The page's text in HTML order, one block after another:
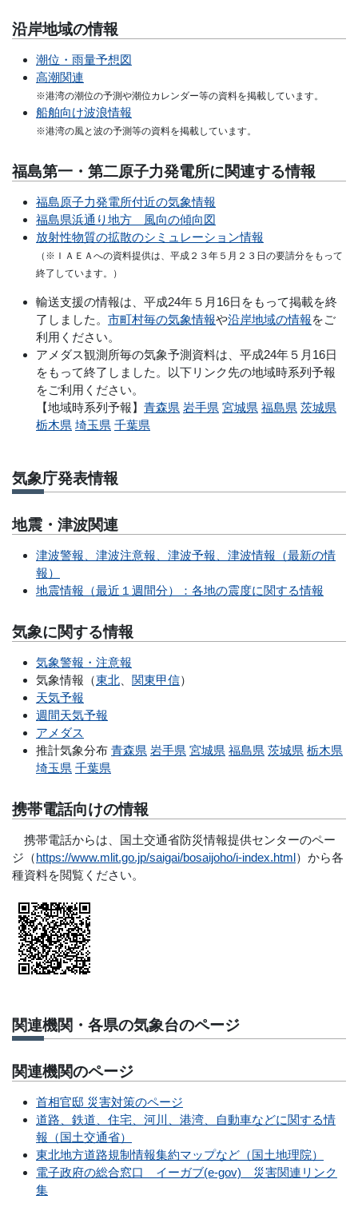
沿岸地域の情報
潮位・雨量予想図
高潮関連
※港湾の潮位の予測や潮位カレンダー等の資料を掲載しています。
船舶向け波浪情報
※港湾の風と波の予測等の資料を掲載しています。
福島第一・第二原子力発電所に関連する情報
福島原子力発電所付近の気象情報
福島県浜通り地方 風向の傾向図
放射性物質の拡散のシミュレーション情報
（※ＩＡＥＡへの資料提供は、平成２３年５月２３日の要請分をもって
終了しています。）
輸送支援の情報は、平成24年５月16日をもって掲載を終
了しました。 市町村毎の気象情報や沿岸地域の情報をご
利用ください。
アメダス観測所毎の気象予測資料は、平成24年５月16日
をもって終了しました。以下リンク先の地域時系列予報
をご利用ください。
【地域時系列予報】 青森県 岩手県 宮城県 福島県 茨城県
栃木県 埼玉県 千葉県
気象庁発表情報
地震・津波関連
津波警報、津波注意報、津波予報、津波情報（最新の情
報）
地震情報（最近１週間分）：各地の震度に関する情報
気象に関する情報
気象警報・注意報
気象情報（東北 関東甲信）
天気予報
週間天気予報
アメダス
推計気象分布 青森県 岩手県 宮城県 福島県 茨城県 栃木県
埼玉県 千葉県
携帯電話向けの情報
携帯電話からは、国土交通省防災情報提供センターのペー
ジ（https://www.mlit.go.jp/saigai/bosaijoho/i-index.html）から各
種資料を閲覧ください。
関連機関・各県の気象台のページ
関連機関のページ
首相官邸 災害対策のページ
道路、鉄道、住宅、河川、港湾、自動車などに関する情
報（国土交通省）
東北地方道路規制情報集約マップなど（国土地理院）
電子政府の総合窓口 イーガブ(e-gov) 災害関連リンク
集